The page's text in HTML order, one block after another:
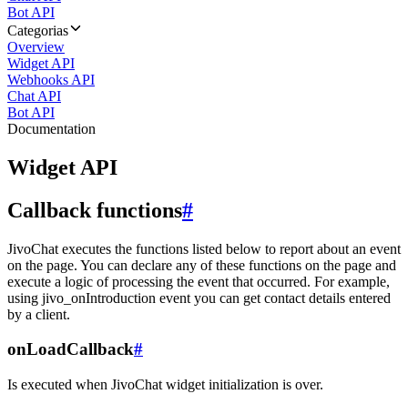
Bot API
Categorias
Overview
Widget API
Webhooks API
Chat API
Bot API
Documentation
Widget API
Callback functions#
JivoChat executes the functions listed below to report about an event
on the page. You can declare any of these functions on the page and
execute a logic of processing the event that occurred. For example,
using jivo_onIntroduction event you can get contact details entered
by a client.
onLoadCallback#
Is executed when JivoChat widget initialization is over.